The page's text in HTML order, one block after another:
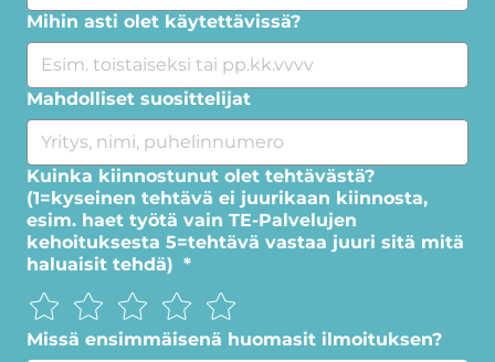
Mihin asti olet käytettävissä?
Mahdolliset suosittelijat
Kuinka kiinnostunut olet tehtävästä?
(1=kyseinen tehtävä ei juurikaan kiinnosta,
esim. haet työtä vain TE-Palvelujen
kehoituksesta 5=tehtävä vastaa juuri sitä mitä
haluaisit tehdä) *
Missä ensimmäisenä huomasit ilmoituksen?